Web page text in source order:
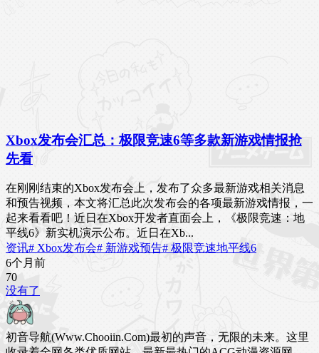
Xbox发布会汇总：极限竞速6等多款新游戏情报抢
先看
在刚刚结束的Xbox发布会上，发布了众多最新游戏相关消息
和预告视频，本文将汇总此次发布会的各项最新游戏情报，一
起来看看吧！近日在Xbox开发者直面会上，《极限竞速：地
平线6》新实机演示公布。近日在Xb...
资讯# Xbox发布会# 新游戏预告# 极限竞速地平线6
6个月前
70
没有了
初音导航(Www.Chooiin.Com)最初的声音，无限的未来。这里